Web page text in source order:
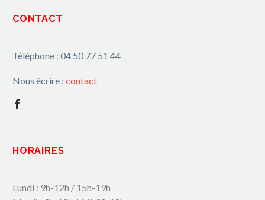
CONTACT
Téléphone : 04 50 77 51 44
Nous écrire : contact
HORAIRES
Lundi : 9h-12h / 15h-19h